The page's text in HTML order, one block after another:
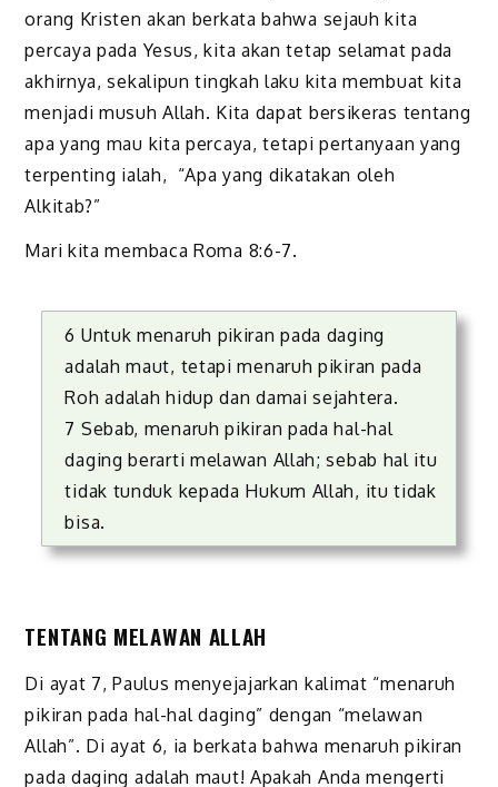
orang Kristen akan berkata bahwa sejauh kita
percaya pada Yesus, kita akan tetap selamat pada
akhirnya, sekalipun tingkah laku kita membuat kita
menjadi musuh Allah. Kita dapat bersikeras tentang
apa yang mau kita percaya, tetapi pertanyaan yang
terpenting ialah, “Apa yang dikatakan oleh
Alkitab?”
Mari kita membaca Roma 8:6-7.
6 Untuk menaruh pikiran pada daging
adalah maut, tetapi menaruh pikiran pada
Roh adalah hidup dan damai sejahtera.
7 Sebab, menaruh pikiran pada hal-hal
daging berarti melawan Allah; sebab hal itu
tidak tunduk kepada Hukum Allah, itu tidak
bisa.
TENTANG MELAWAN ALLAH
Di ayat 7, Paulus menyejajarkan kalimat “menaruh
pikiran pada hal-hal daging” dengan “melawan
Allah”. Di ayat 6, ia berkata bahwa menaruh pikiran
pada daging adalah maut! Apakah Anda mengerti